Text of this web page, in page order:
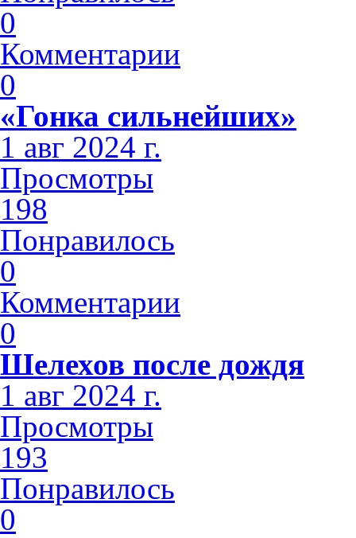
0
Комментарии
0
«Гонка сильнейших»
1 авг 2024 г.
Просмотры
198
Понравилось
0
Комментарии
0
Шелехов после дождя
1 авг 2024 г.
Просмотры
193
Понравилось
0